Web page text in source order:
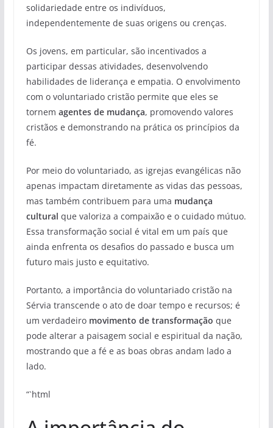
solidariedade entre os indivíduos,
independentemente de suas origens ou crenças.
Os jovens, em particular, são incentivados a
participar dessas atividades, desenvolvendo
habilidades de liderança e empatia. O envolvimento
com o voluntariado cristão permite que eles se
tornem agentes de mudança, promovendo valores
cristãos e demonstrando na prática os princípios da
fé.
Por meio do voluntariado, as igrejas evangélicas não
apenas impactam diretamente as vidas das pessoas,
mas também contribuem para uma mudança
cultural que valoriza a compaixão e o cuidado mútuo.
Essa transformação social é vital em um país que
ainda enfrenta os desafios do passado e busca um
futuro mais justo e equitativo.
Portanto, a importância do voluntariado cristão na
Sérvia transcende o ato de doar tempo e recursos; é
um verdadeiro movimento de transformação que
pode alterar a paisagem social e espiritual da nação,
mostrando que a fé e as boas obras andam lado a
lado.
“`html